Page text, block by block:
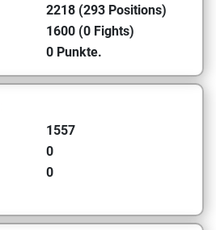
2218 (293 Positions)
1600 (0 Fights)
0 Punkte.
1557
0
0